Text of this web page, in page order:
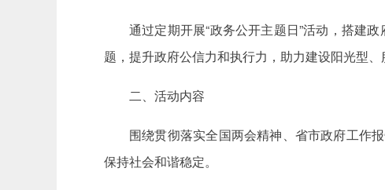
通过定期开展“政务公开主题日”活动，搭建
题，提升政府公信力和执行力，助力建设阳光型
二、活动内容
围绕贯彻落实全国两会精神、省市政府工作
保持社会和谐稳定。